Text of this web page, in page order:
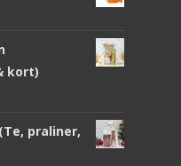
kort)
praliner,